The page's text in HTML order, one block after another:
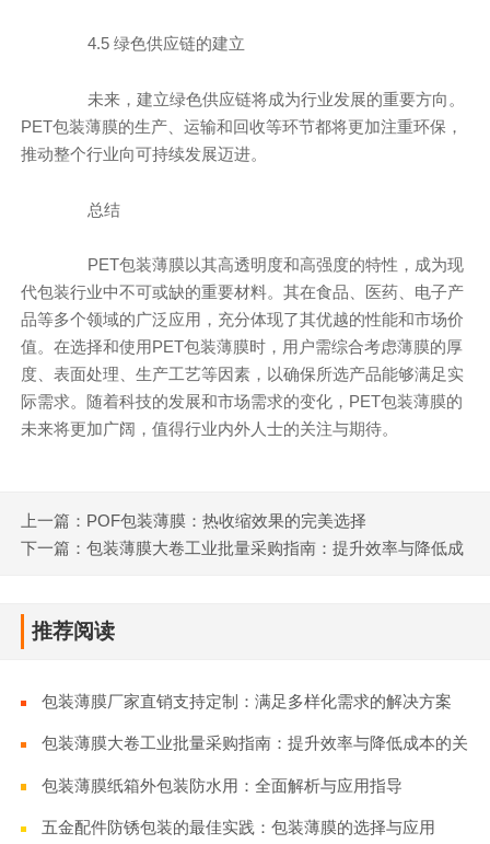
4.5 绿色供应链的建立
未来，建立绿色供应链将成为行业发展的重要方向。
PET包装薄膜的生产、运输和回收等环节都将更加注重环保，
推动整个行业向可持续发展迈进。
总结
PET包装薄膜以其高透明度和高强度的特性，成为现
代包装行业中不可或缺的重要材料。其在食品、医药、电子产
品等多个领域的广泛应用，充分体现了其优越的性能和市场价
值。在选择和使用PET包装薄膜时，用户需综合考虑薄膜的厚
度、表面处理、生产工艺等因素，以确保所选产品能够满足实
际需求。随着科技的发展和市场需求的变化，PET包装薄膜的
未来将更加广阔，值得行业内外人士的关注与期待。
上一篇：POF包装薄膜：热收缩效果的完美选择
下一篇：包装薄膜大卷工业批量采购指南：提升效率与降低成
推荐阅读
包装薄膜厂家直销支持定制：满足多样化需求的解决方案
包装薄膜大卷工业批量采购指南：提升效率与降低成本的关
键策略
包装薄膜纸箱外包装防水用：全面解析与应用指导
五金配件防锈包装的最佳实践：包装薄膜的选择与应用